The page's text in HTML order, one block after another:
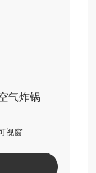
气炸锅
视窗